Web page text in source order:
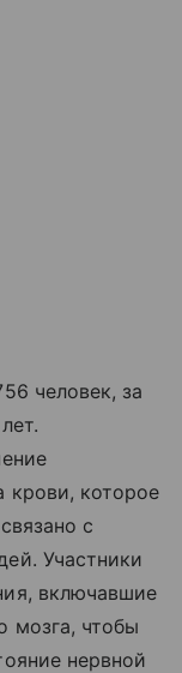
человек, за
крови, которое
с
Участники
включавшие
мозга, чтобы
нервной